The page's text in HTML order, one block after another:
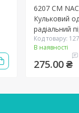
6207 CM
Кульковий
радіальний
Код товару:
В наявності
275.00 ₴